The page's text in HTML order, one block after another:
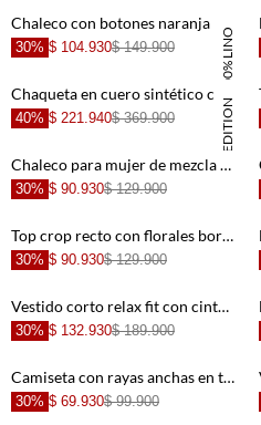
+
+
+
+
100% LINO
+
30% $ 104.930$ 149.900
SPECIAL EDITION
+
40% $ 221.940$ 369.900
Chaleco para mujer de mezcla de lino beige corto con cruce diagonal
30% $ 90.930$ 129.900
Top crop recto con florales bordados en algodón gris con blanco para mujer
30% $ 90.930$ 129.900
Vestido corto relax fit con cintura fruncida en estampado beige para mujer
30% $ 132.930$ 189.900
Camiseta con rayas anchas en terracota para mujer
30% $ 69.930$ 99.900